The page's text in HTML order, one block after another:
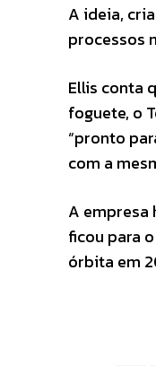
A ideia,
processos
Ellis conta
foguete, o
“pronto
com a
A empresa
ficou para
órbita em